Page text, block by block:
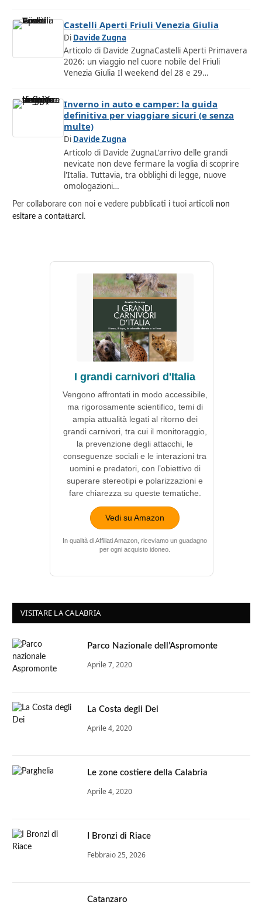
Castelli Aperti Friuli Venezia Giulia
Di Davide Zugna
Articolo di Davide ZugnaCastelli Aperti Primavera
2026: un viaggio nel cuore nobile del Friuli
Venezia Giulia Il weekend del 28 e 29…
Inverno in auto e camper: la guida
definitiva per viaggiare sicuri (e senza
multe)
Di Davide Zugna
Articolo di Davide ZugnaL'arrivo delle grandi
nevicate non deve fermare la voglia di scoprire
l'Italia. Tuttavia, tra obblighi di legge, nuove
omologazioni…
Per collaborare con noi e vedere pubblicati i tuoi articoli non
esitare a contattarci.
I grandi carnivori d'Italia
Vengono affrontati in modo accessibile,
ma rigorosamente scientifico, temi di
ampia attualità legati al ritorno dei
grandi carnivori, tra cui il monitoraggio,
la prevenzione degli attacchi, le
conseguenze sociali e le interazioni tra
uomini e predatori, con l’obiettivo di
superare stereotipi e polarizzazioni e
fare chiarezza su queste tematiche.
Vedi su Amazon
In qualità di Affiliati Amazon, riceviamo un guadagno
per ogni acquisto idoneo.
VISITARE LA CALABRIA
Parco Nazionale dell’Aspromonte
Aprile 7, 2020
La Costa degli Dei
Aprile 4, 2020
Le zone costiere della Calabria
Aprile 4, 2020
I Bronzi di Riace
Febbraio 25, 2026
Catanzaro